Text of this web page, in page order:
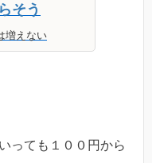
そう
増えない
っても１００円から